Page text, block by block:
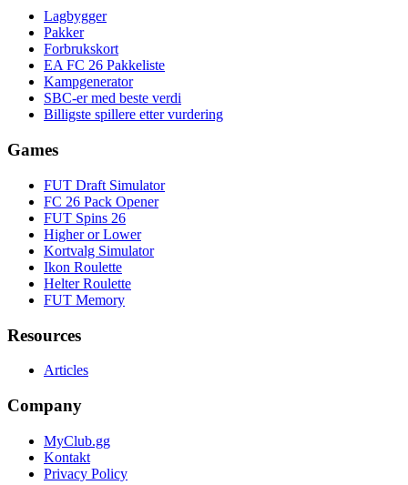
Lagbygger
Pakker
Forbrukskort
EA FC 26 Pakkeliste
Kampgenerator
SBC-er med beste verdi
Billigste spillere etter vurdering
Games
FUT Draft Simulator
FC 26 Pack Opener
FUT Spins 26
Higher or Lower
Kortvalg Simulator
Ikon Roulette
Helter Roulette
FUT Memory
Resources
Articles
Company
MyClub.gg
Kontakt
Privacy Policy